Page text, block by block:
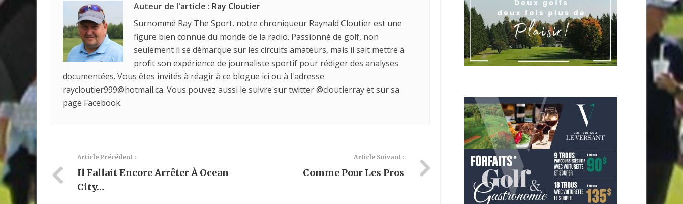
Auteur de l'article : Ray Cloutier
Surnommé Ray The Sport, notre chroniqueur Raynald Cloutier est une
figure bien connue du monde de la radio. Passionné de golf, non
seulement il se démarque sur les circuits amateurs, mais il sait mettre à
profit son expérience de journaliste sportif pour rédiger des analyses
documentées. Vous êtes invités à réagir à ce blogue ici ou à l'adresse
raycloutier999@hotmail.ca. Vous pouvez aussi le suivre sur twitter @cloutierray et sur sa
page Facebook.
Article Précédent :
Il Fallait Encore Arrêter À Ocean
City…
Article Suivant :
Comme Pour Les Pros